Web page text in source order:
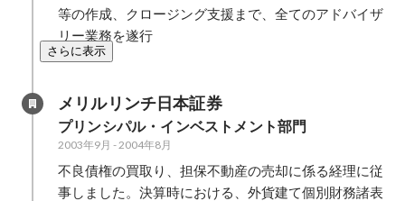
等の作成、クロージング支援まで、全てのアドバイザ
リー業務を遂行
さらに表示
メリルリンチ日本証券
プリンシパル・インベストメント部門
2003年9月 -2004年8月
不良債権の買取り、担保不動産の売却に係る経理に従
事しました。決算時における、外貨建て個別財務諸表